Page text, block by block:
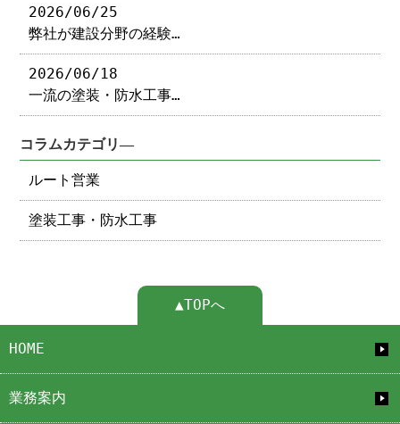
2026/06/25
弊社が建設分野の経験…
2026/06/18
一流の塗装・防水工事…
コラムカテゴリ―
ルート営業
塗装工事・防水工事
▲TOPへ
HOME
業務案内